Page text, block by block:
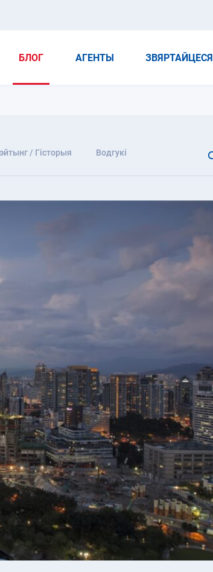
БЛОГ АГЕНТЫ ЗВЯРТАЙЦЕСЯ
/ Гісторыя
Водгукі